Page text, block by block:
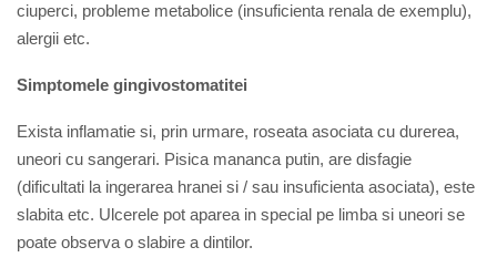
ciuperci, probleme metabolice (insuficienta renala de exemplu),
alergii etc.
Simptomele gingivostomatitei
Exista inflamatie si, prin urmare, roseata asociata cu durerea,
uneori cu sangerari. Pisica mananca putin, are disfagie
(dificultati la ingerarea hranei si / sau insuficienta asociata), este
slabita etc. Ulcerele pot aparea in special pe limba si uneori se
poate observa o slabire a dintilor.